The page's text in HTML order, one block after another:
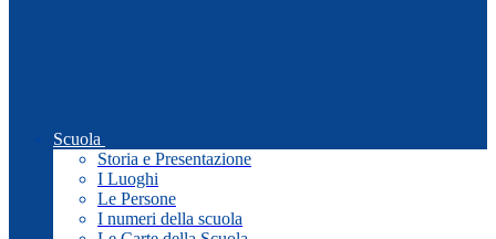
Scuola
Storia e Presentazione
I Luoghi
Le Persone
I numeri della scuola